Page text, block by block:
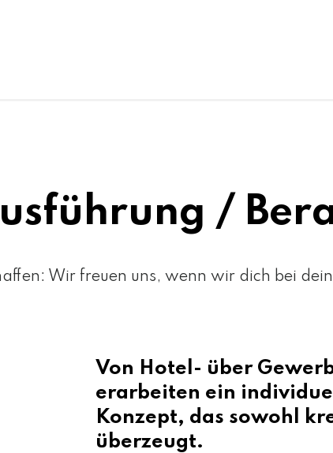
/
Wir freuen uns, wenn wir dich bei
Von Hotel- über
erarbeiten ein
Konzept, das sowohl
überzeugt.